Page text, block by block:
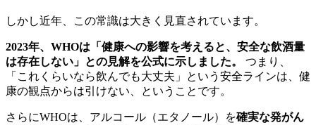
しかし近年、この常識は大きく見直されています。
2023年、WHOは「健康への影響を考えると、安全な飲酒量
は存在しない」との見解を公式に示しました。
つまり、
「これくらいなら飲んでも大丈夫」という安全ラインは、健
康の観点からは引けない、ということです。
さらにWHOは、アルコール（エタノール）を確実な発がん